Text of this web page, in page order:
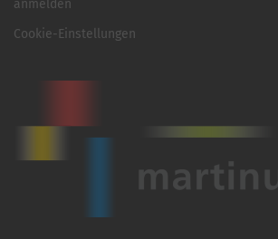
anmelden
Cookie-Einstellungen